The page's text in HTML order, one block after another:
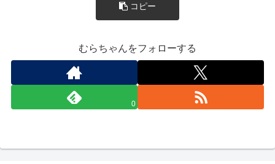
コピー
むらちゃんをフォローする
0